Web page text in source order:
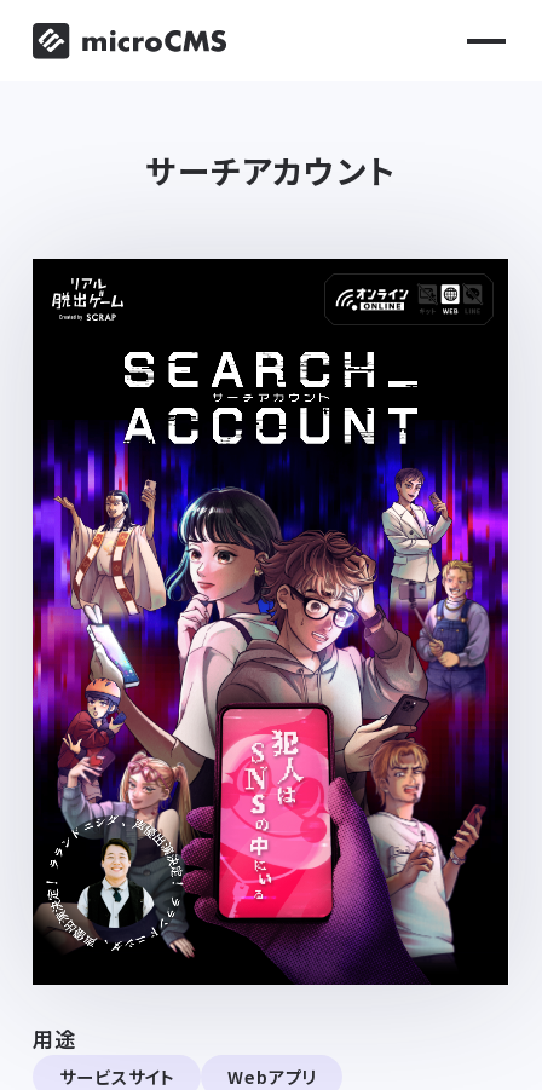
サーチアカウント
用途
サービスサイト Webアプリ